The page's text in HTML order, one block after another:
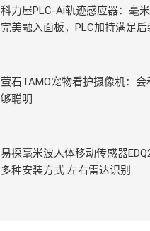
科力屋PLC-Ai轨迹感应器：毫
完美融入面板，PLC加持满足后
萤石TAMO宠物看护摄像机：会
够聪明
易探毫米波人体移动传感器
多种安装方式 左右雷达识别